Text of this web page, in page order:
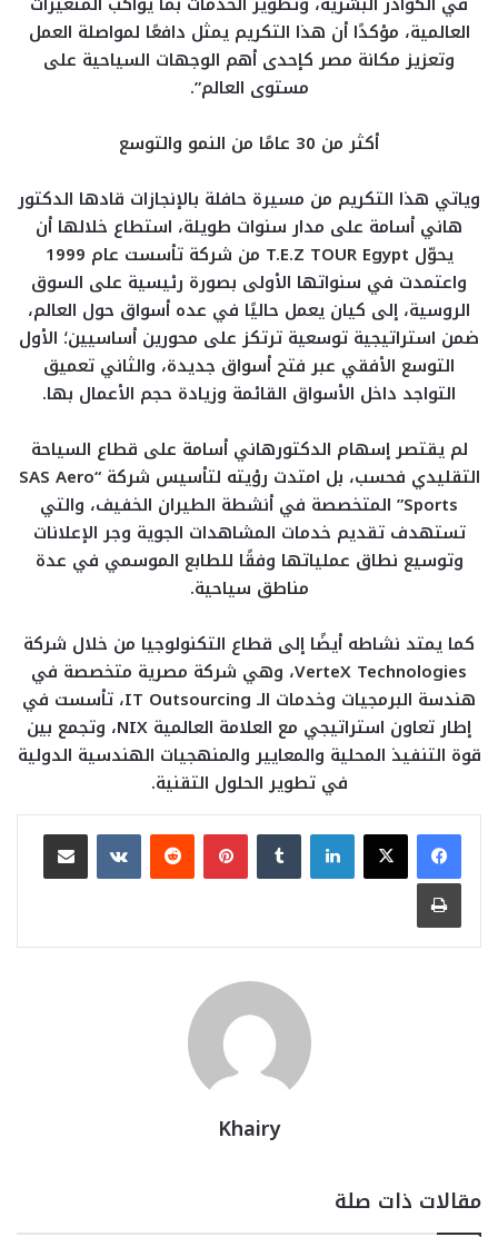
العالمية، مؤكدًا أن هذا التكريم يمثل دافعًا لمواصلة العمل
وتعزيز مكانة مصر كإحدى أهم الوجهات السياحية على
مستوى العالم”.
أكثر من 30 عامًا من النمو والتوسع
وياتي هذا التكريم من مسيرة حافلة بالإنجازات قادها الدكتور
هاني أسامة على مدار سنوات طويلة، استطاع خلالها أن
يحوّل T.E.Z TOUR Egypt من شركة تأسست عام 1999
واعتمدت في سنواتها الأولى بصورة رئيسية على السوق
الروسية، إلى كيان يعمل حاليًا في عده أسواق حول العالم،
ضمن استراتيجية توسعية ترتكز على محورين أساسيين؛ الأول
التوسع الأفقي عبر فتح أسواق جديدة، والثاني تعميق
التواجد داخل الأسواق القائمة وزيادة حجم الأعمال بها.
لم يقتصر إسهام الدكتورهاني أسامة على قطاع السياحة
التقليدي فحسب، بل امتدت رؤيته لتأسيس شركة “SAS Aero
Sports” المتخصصة في أنشطة الطيران الخفيف، والتي
تستهدف تقديم خدمات المشاهدات الجوية وجر الإعلانات
وتوسيع نطاق عملياتها وفقًا للطابع الموسمي في عدة
مناطق سياحية.
كما يمتد نشاطه أيضًا إلى قطاع التكنولوجيا من خلال شركة
VerteX Technologies، وهي شركة مصرية متخصصة في
هندسة البرمجيات وخدمات الـ IT Outsourcing، تأسست في
إطار تعاون استراتيجي مع العلامة العالمية NIX، وتجمع بين
قوة التنفيذ المحلية والمعايير والمنهجيات الهندسية الدولية
في تطوير الحلول التقنية.
لينكدإن بينتيريست
مشاركة عبر البريد
طباعة
Khairy
مقالات ذات صلة